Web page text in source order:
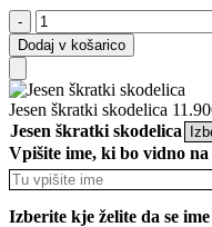
Jesen
škratki
skodelica
količina
Dodaj v košarico
Add
to
Cart
Jesen škratki skodelica 11.90
Jesen škratki skodelica
Vpišite ime, ki bo vidno
Izberite kje želite da se